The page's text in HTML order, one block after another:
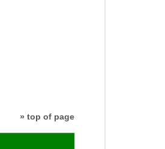
» top of page